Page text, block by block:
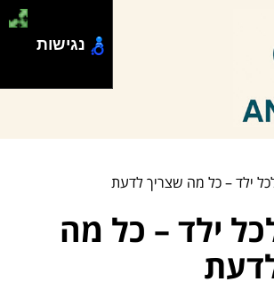
לכל ילד – כל מה שצריך לדעת
ילד – כל מה
נגישות